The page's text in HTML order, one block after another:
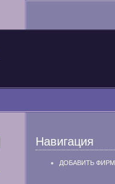
Навигация
ДОБАВИТЬ